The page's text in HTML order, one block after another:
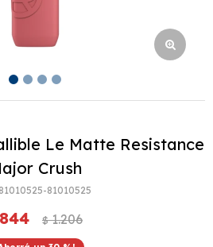
Le Matte Resistance
Crush
81010525-81010525
844 $ 1.206